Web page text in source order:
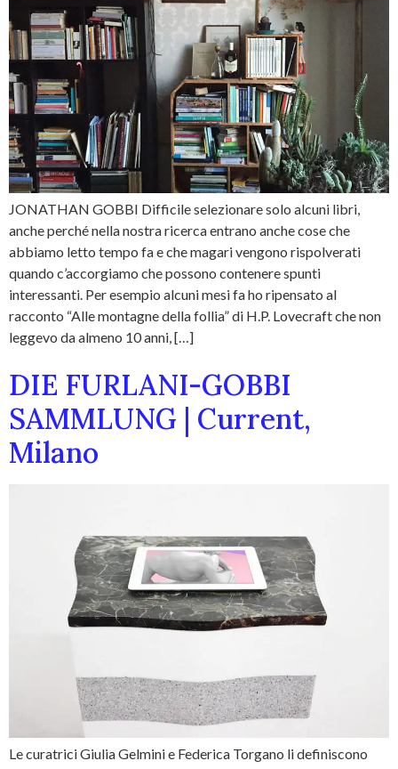
JONATHAN GOBBI Difficile selezionare solo alcuni libri,
anche perché nella nostra ricerca entrano anche cose che
abbiamo letto tempo fa e che magari vengono rispolverati
quando c’accorgiamo che possono contenere spunti
interessanti. Per esempio alcuni mesi fa ho ripensato al
racconto “Alle montagne della follia” di H.P. Lovecraft che non
leggevo da almeno 10 anni, […]
DIE FURLANI-GOBBI
SAMMLUNG | Current,
Milano
Le curatrici Giulia Gelmini e Federica Torgano li definiscono